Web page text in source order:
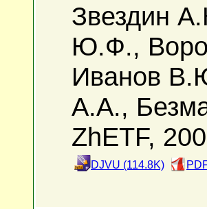
Звездин
Ю.Ф.,
Иванов
А.А.,
ZhETF,
DJVU (114.8K)